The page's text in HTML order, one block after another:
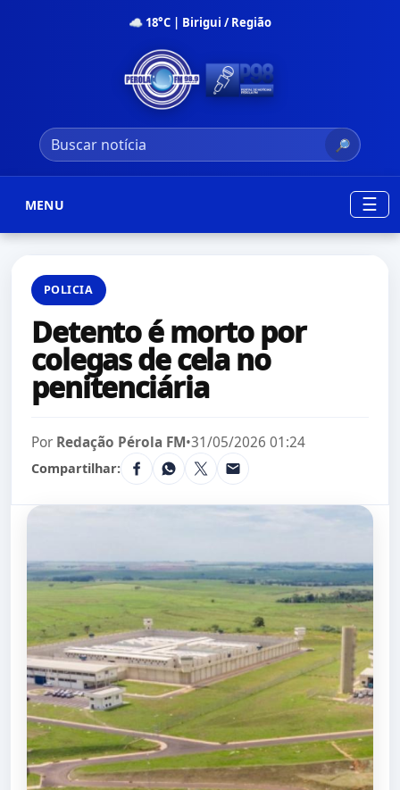
☁ 18°C | Birigui / Região
🔎
MENU ☰
POLICIA
Detento é morto por
colegas de cela no
penitenciária
Por Redação Pérola FM•31/05/2026 01:24
Compartilhar: